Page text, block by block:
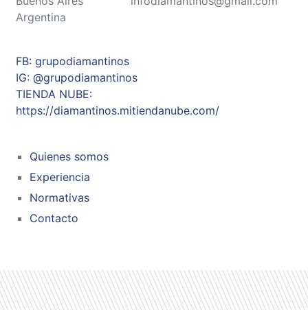
Argentina
FB: grupodiamantinos
IG: @grupodiamantinos
TIENDA NUBE:
https://diamantinos.mitiendanube.com/
Quienes somos
Experiencia
Normativas
Contacto